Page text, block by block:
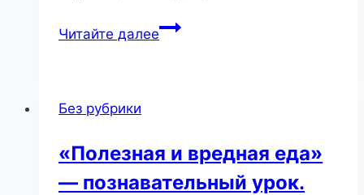
Читайте далее«Разговор
Без рубрики
«Полезная и вредная еда»
— познавательный урок.